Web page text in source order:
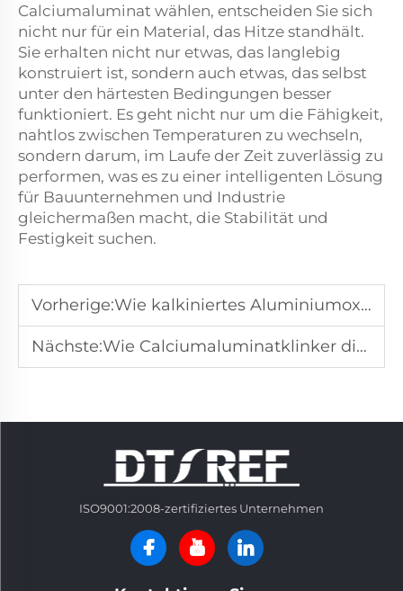
Calciumaluminat wählen, entscheiden Sie sich
nicht nur für ein Material, das Hitze standhält.
Sie erhalten nicht nur etwas, das langlebig
konstruiert ist, sondern auch etwas, das selbst
unter den härtesten Bedingungen besser
funktioniert. Es geht nicht nur um die Fähigkeit,
nahtlos zwischen Temperaturen zu wechseln,
sondern darum, im Laufe der Zeit zuverlässig zu
performen, was es zu einer intelligenten Lösung
für Bauunternehmen und Industrie
gleichermaßen macht, die Stabilität und
Festigkeit suchen.
Vorherige:Wie kalkiniertes Aluminiumoxidpulver die Lebensdauer von feuerfesten Auskleidungen verbessert
Nächste:Wie Calciumaluminatklinker die Erstarrungszeit von Zement beschleunigt
ISO9001:2008-zertifiziertes Unternehmen